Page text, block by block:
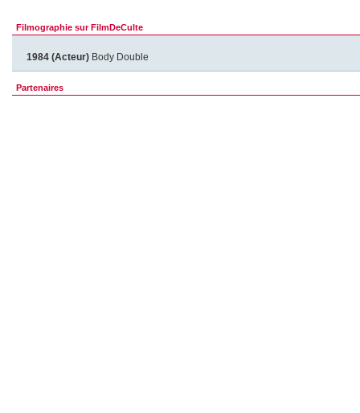
Filmographie sur FilmDeCulte
1984 (Acteur) Body Double
Partenaires